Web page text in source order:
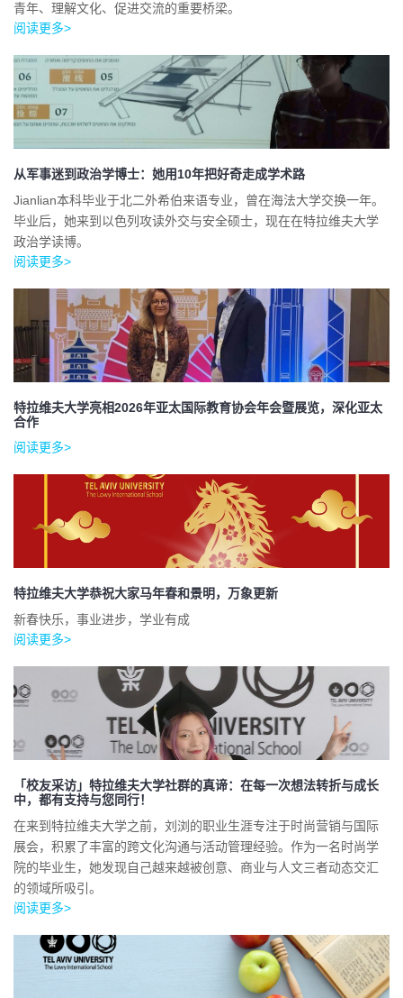
青年、理解文化、促进交流的重要桥梁。
阅读更多>
从军事迷到政治学博士：她用10年把好奇走成学术路
Jianlian本科毕业于北二外希伯来语专业，曾在海法大学交换一年。
毕业后，她来到以色列攻读外交与安全硕士，现在在特拉维夫大学
政治学读博。
阅读更多>
特拉维夫大学亮相2026年亚太国际教育协会年会暨展览，深化亚太
合作
阅读更多>
特拉维夫大学恭祝大家马年春和景明，万象更新
新春快乐，事业进步，学业有成
阅读更多>
「校友采访」特拉维夫大学社群的真谛：在每一次想法转折与成长
中，都有支持与您同行！
在来到特拉维夫大学之前，刘浏的职业生涯专注于时尚营销与国际
展会，积累了丰富的跨文化沟通与活动管理经验。作为一名时尚学
院的毕业生，她发现自己越来越被创意、商业与人文三者动态交汇
的领域所吸引。
阅读更多>